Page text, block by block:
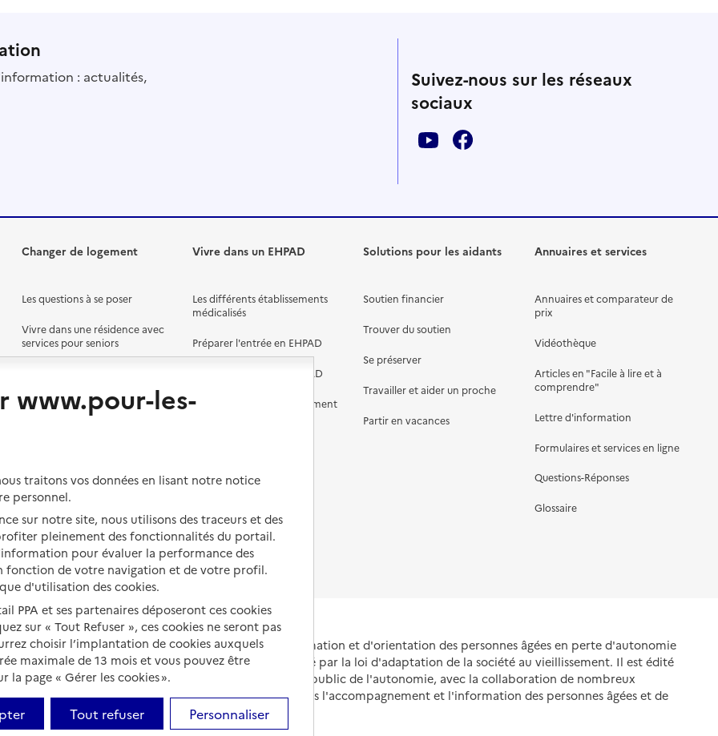
: actualités,
Suivez-nous sur les réseaux
sociaux
Changer de logement
Les questions à se poser
Vivre dans une résidence avec
services pour seniors
Vivre en accueil familial
Vivre dans un EHPAD
Les différents établissements
médicalisés
Préparer l'entrée en EHPAD
Aides financières en EHPAD
Prévention, accompagnement
Fin de vie en EHPAD
Solutions pour les aidants
Soutien financier
Trouver du soutien
Se préserver
Travailler et aider un proche
Partir en vacances
Annuaires et services
Annuaires et comparateur de
prix
Vidéothèque
Articles en "Facile à lire et à
comprendre"
Lettre d'information
Formulaires et services en ligne
Questions-Réponses
Glossaire
Portail national d'information et d'orientation des personnes âgées en perte d'autonomie
et de leurs proches, créé par la loi d'adaptation de la société au vieillissement. Il est édité
et animé par le Service public de l'autonomie, avec la collaboration de nombreux
partenaires engagés dans l'accompagnement et l'information des personnes âgées et de
leurs aidants.
www.pour-les-
traitons vos données en lisant notre notice
personnel.
sur notre site, nous utilisons des traceurs et des
pleinement des fonctionnalités du portail.
pour évaluer la performance des
fonction de votre navigation et de votre profil.
d'utilisation des cookies.
PPA et ses partenaires déposeront ces cookies
sur « Tout Refuser », ces cookies ne seront pas
choisir l’implantation de cookies auxquels
maximale de 13 mois et vous pouvez être
page « Gérer les cookies ».
Tout refuser Personnaliser